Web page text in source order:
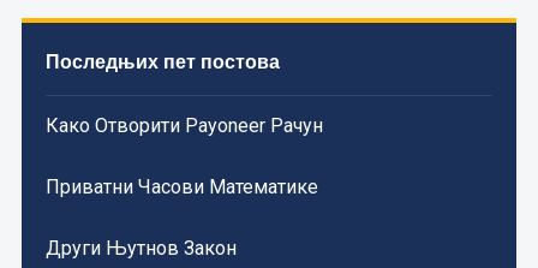
Последњих пет постова
Како Отворити Payoneer Рачун
Приватни Часови Математике
Други Њутнов Закон